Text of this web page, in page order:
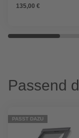
135,00 €
Passend
PASST DAZU